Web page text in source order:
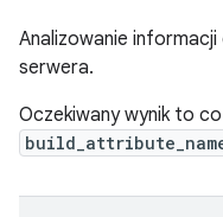
Analizowanie
serwera.
Oczekiwany wynik to